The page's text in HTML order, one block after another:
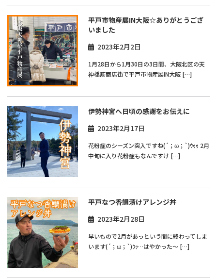
平戸市物産展IN大阪☆ありがとうござ
いました
2023年2月2日
1月28日から1月30日の3日間、大阪北区の天
神橋筋商店街で平戸市物産展IN大阪 […]
伊勢神宮へ日頃の感謝をお伝えに
2023年2月17日
花粉症のシーズン突入ですね(´；ω；`)ｳｩｩ 2月
中旬に入り花粉症もなんですけ […]
平戸なつ香鯛漬けアレンジ丼
2023年2月28日
早いもので2月があっという間に終わってしま
います(´；ω；`)ｳｯ…はやかった～ […]